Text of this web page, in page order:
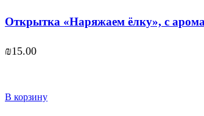
Открытка «Наряжаем ёлку», с
₪15.00
В корзину